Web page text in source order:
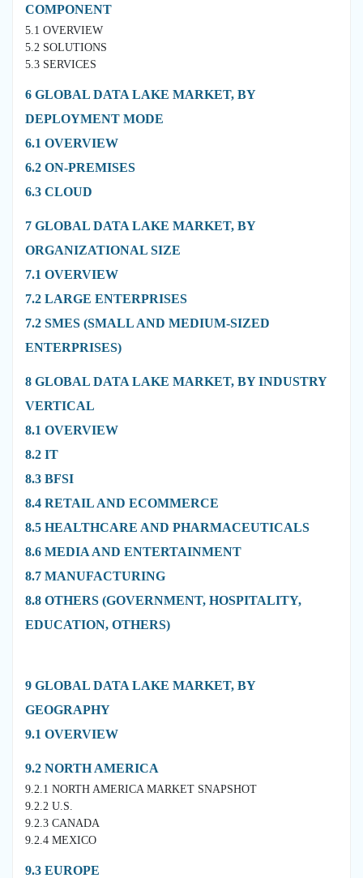
COMPONENT
5.1 OVERVIEW
5.2 SOLUTIONS
5.3 SERVICES
6 GLOBAL DATA LAKE MARKET, BY
DEPLOYMENT MODE
6.1 OVERVIEW
6.2 ON-PREMISES
6.3 CLOUD
7 GLOBAL DATA LAKE MARKET, BY
ORGANIZATIONAL SIZE
7.1 OVERVIEW
7.2 LARGE ENTERPRISES
7.2 SMES (SMALL AND MEDIUM-SIZED
ENTERPRISES)
8 GLOBAL DATA LAKE MARKET, BY INDUSTRY
VERTICAL
8.1 OVERVIEW
8.2 IT
8.3 BFSI
8.4 RETAIL AND ECOMMERCE
8.5 HEALTHCARE AND PHARMACEUTICALS
8.6 MEDIA AND ENTERTAINMENT
8.7 MANUFACTURING
8.8 OTHERS (GOVERNMENT, HOSPITALITY,
EDUCATION, OTHERS)
9 GLOBAL DATA LAKE MARKET, BY
GEOGRAPHY
9.1 OVERVIEW
9.2 NORTH AMERICA
9.2.1 NORTH AMERICA MARKET SNAPSHOT
9.2.2 U.S.
9.2.3 CANADA
9.2.4 MEXICO
9.3 EUROPE